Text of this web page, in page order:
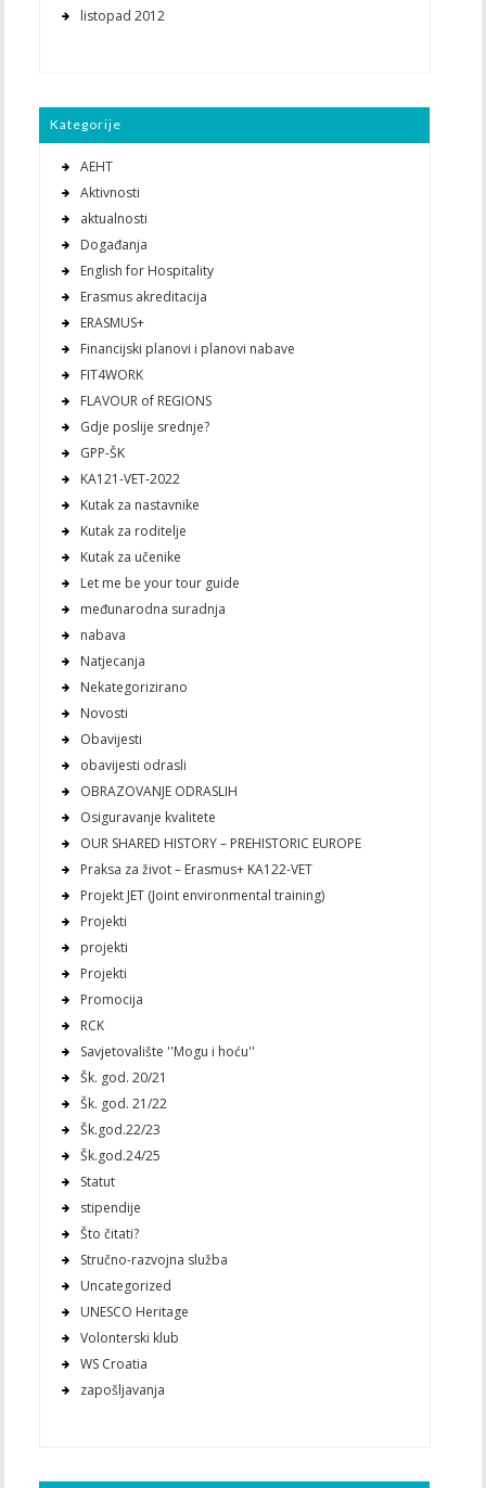
listopad 2012
Kategorije
AEHT
Aktivnosti
aktualnosti
Događanja
English for Hospitality
Erasmus akreditacija
ERASMUS+
Financijski planovi i planovi nabave
FIT4WORK
FLAVOUR of REGIONS
Gdje poslije srednje?
GPP-ŠK
KA121-VET-2022
Kutak za nastavnike
Kutak za roditelje
Kutak za učenike
Let me be your tour guide
međunarodna suradnja
nabava
Natjecanja
Nekategorizirano
Novosti
Obavijesti
obavijesti odrasli
OBRAZOVANJE ODRASLIH
Osiguravanje kvalitete
OUR SHARED HISTORY – PREHISTORIC EUROPE
Praksa za život – Erasmus+ KA122-VET
Projekt JET (Joint environmental training)
Projekti
projekti
Projekti
Promocija
RCK
Savjetovalište ''Mogu i hoću''
Šk. god. 20/21
Šk. god. 21/22
Šk.god.22/23
Šk.god.24/25
Statut
stipendije
Što čitati?
Stručno-razvojna služba
Uncategorized
UNESCO Heritage
Volonterski klub
WS Croatia
zapošljavanja